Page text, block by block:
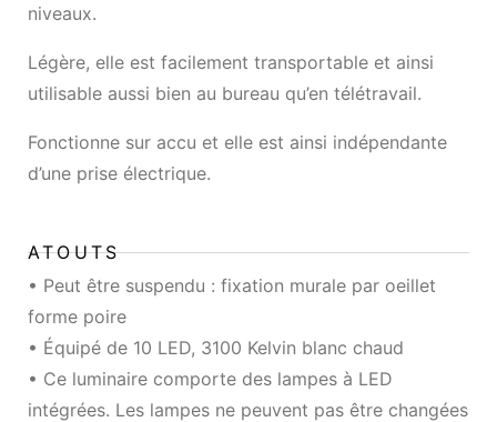
niveaux.
Légère, elle est facilement transportable et ainsi
utilisable aussi bien au bureau qu’en télétravail.
Fonctionne sur accu et elle est ainsi indépendante
d’une prise électrique.
ATOUTS
• Peut être suspendu : fixation murale par oeillet
forme poire
• Équipé de 10 LED, 3100 Kelvin blanc chaud
• Ce luminaire comporte des lampes à LED
intégrées. Les lampes ne peuvent pas être changées